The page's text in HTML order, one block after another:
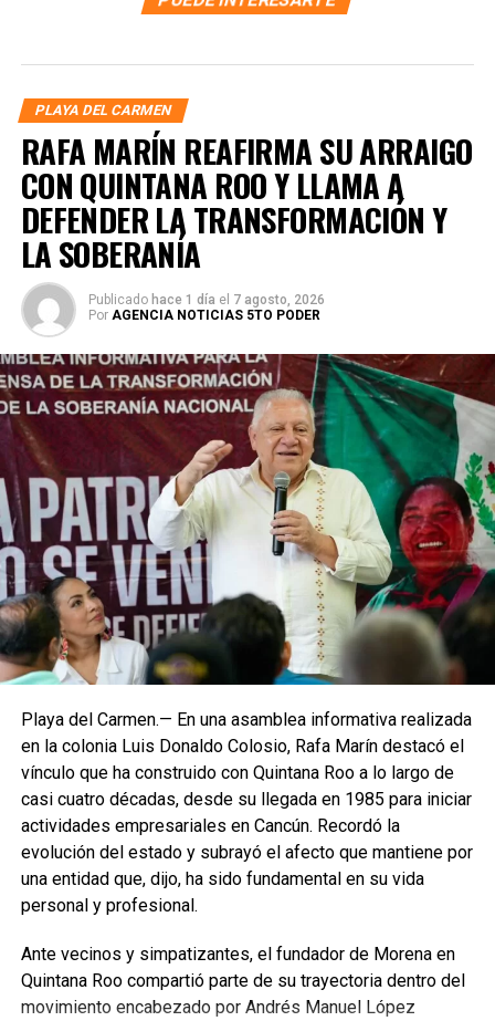
PLAYA DEL CARMEN
RAFA MARÍN REAFIRMA SU ARRAIGO
CON QUINTANA ROO Y LLAMA A
DEFENDER LA TRANSFORMACIÓN Y
LA SOBERANÍA
Publicado hace 1 día el 7 agosto, 2026
Por AGENCIA NOTICIAS 5TO PODER
Playa del Carmen.— En una asamblea informativa realizada
en la colonia Luis Donaldo Colosio, Rafa Marín destacó el
vínculo que ha construido con Quintana Roo a lo largo de
casi cuatro décadas, desde su llegada en 1985 para iniciar
actividades empresariales en Cancún. Recordó la
evolución del estado y subrayó el afecto que mantiene por
una entidad que, dijo, ha sido fundamental en su vida
personal y profesional.
Ante vecinos y simpatizantes, el fundador de Morena en
Quintana Roo compartió parte de su trayectoria dentro del
movimiento encabezado por Andrés Manuel López